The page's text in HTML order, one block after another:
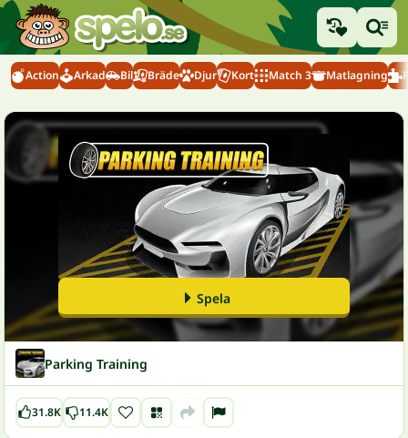
Action Arkad Bil Bräde Djur Kort Match 3 Matlagning
Spela
Parking Training
31.8K 11.4K